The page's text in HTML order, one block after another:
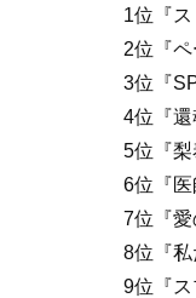
1位『
2位『
3位『
4位『還
5位『梨
6位『医
7位『愛
8位『私
9位『ス